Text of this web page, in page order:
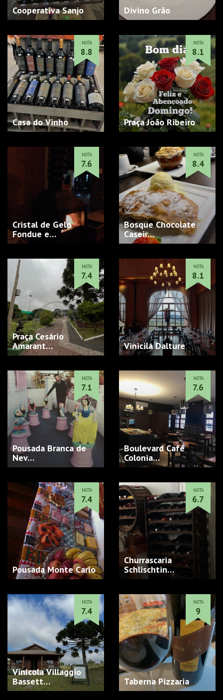
Cooperativa Sanjo Divino Grão
Casa do Vinho
NOTA
8.8
Praça João Ribeiro
NOTA
8.1
Cristal de Gelo
Fondue e
Restaurant…
NOTA
7.6
Bosque Chocolate
Caseir…
NOTA
8.4
Praça Cesário
Amarant…
NOTA
7.4
Vinicila Dalture
NOTA
8.1
Pousada Branca de
Nev…
NOTA
7.1
Boulevard Café
Colonia…
NOTA
7.6
Pousada Monte Carlo
NOTA
7.4
Churrascaria
Schlischtin…
NOTA
6.7
Vinícola Villaggio
Bassett…
NOTA
7.4
Taberna Pizzaria
NOTA
9